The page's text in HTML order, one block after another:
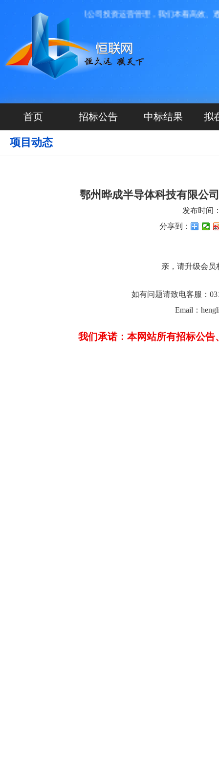
源航网络科技有限公司投资运营管理，我们本着高效、透
首页 招标公告 中标结果 拟
项目动态
鄂州晔成半导体科技有限公
发布时间
分享到：
亲，请升级会员
如有问题请致电客服：
Email：
我们承诺：本网站所有招标公